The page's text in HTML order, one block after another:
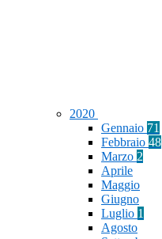
2020
Gennaio 71
Febbraio 48
Marzo 2
Aprile
Maggio
Giugno
Luglio 1
Agosto